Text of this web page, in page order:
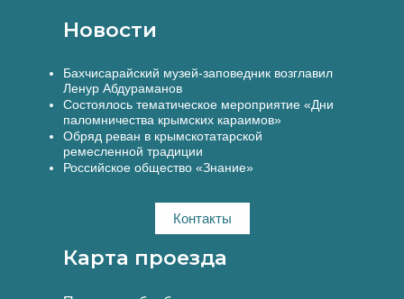
Новости
Бахчисарайский музей-заповедник возглавил
Ленур Абдураманов
Состоялось тематическое мероприятие «Дни
паломничества крымских караимов»
Обряд реван в крымскотатарской
ремесленной традиции
Российское общество «Знание»
Контакты
Карта проезда